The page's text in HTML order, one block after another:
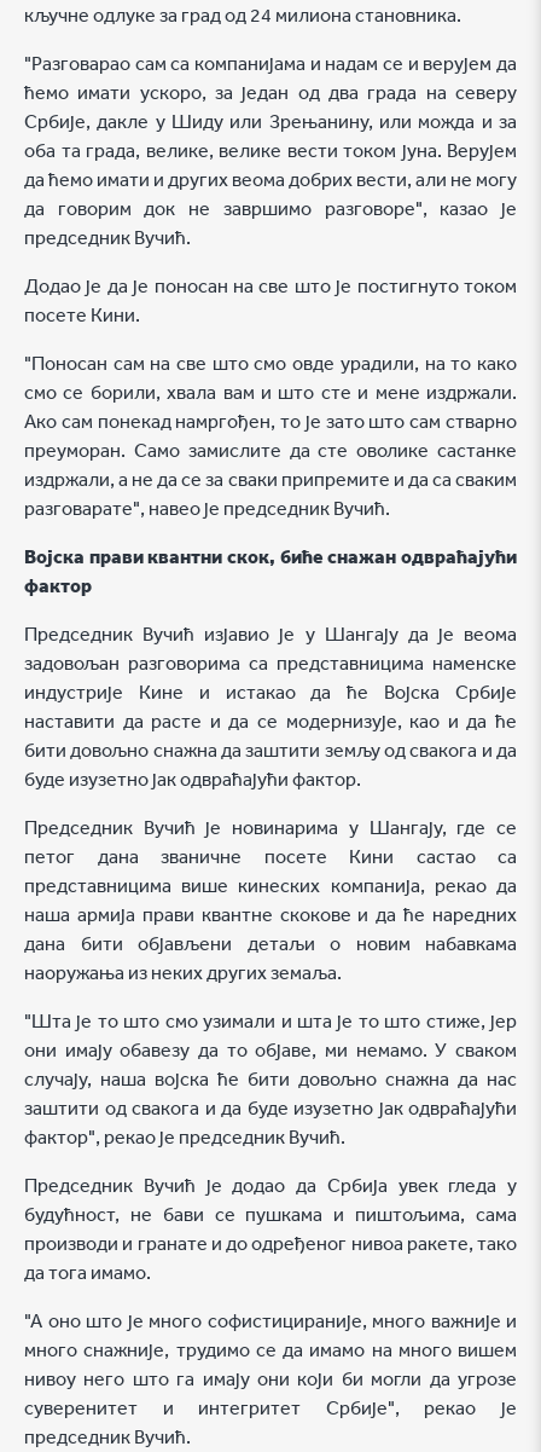
кључне одлуке за град од 24 милиона становника.
"Разговарао сам са компанијама и надам се и верујем да
ћемо имати ускоро, за један од два града на северу
Србије, дакле у Шиду или Зрењанину, или можда и за
оба та града, велике, велике вести током јуна. Верујем
да ћемо имати и других веома добрих вести, али не могу
да говорим док не завршимо разговоре", казао је
председник Вучић.
Додао је да је поносан на све што је постигнуто током
посете Кини.
"Поносан сам на све што смо овде урадили, на то како
смо се борили, хвала вам и што сте и мене издржали.
Ако сам понекад намргођен, то је зато што сам стварно
преуморан. Само замислите да сте оволике састанке
издржали, а не да се за сваки припремите и да са сваким
разговарате", навео је председник Вучић.
Војска прави квантни скок, биће снажан одвраћајући
фактор
Председник Вучић изјавио је у Шангају да је веома
задовољан разговорима са представницима наменске
индустрије Кине и истакао да ће Војска Србије
наставити да расте и да се модернизује, као и да ће
бити довољно снажна да заштити земљу од свакога и да
буде изузетно јак одвраћајући фактор.
Председник Вучић је новинарима у Шангају, где се
петог дана званичне посете Кини састао са
представницима више кинеских компанија, рекао да
наша армија прави квантне скокове и да ће наредних
дана бити објављени детаљи о новим набавкама
наоружања из неких других земаља.
"Шта је то што смо узимали и шта је то што стиже, јер
они имају обавезу да то објаве, ми немамо. У сваком
случају, наша војска ће бити довољно снажна да нас
заштити од свакога и да буде изузетно јак одвраћајући
фактор", рекао је председник Вучић.
Председник Вучић је додао да Србија увек гледа у
будућност, не бави се пушкама и пиштољима, сама
производи и гранате и до одређеног нивоа ракете, тако
да тога имамо.
"А оно што је много софистицираније, много важније и
много снажније, трудимо се да имамо на много вишем
нивоу него што га имају они који би могли да угрозе
суверенитет и интегритет Србије", рекао је
председник Вучић.